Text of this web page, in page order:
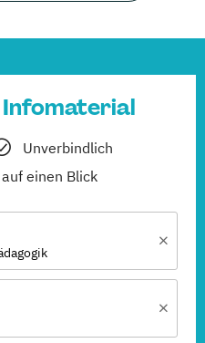
Unverbindlich
einen Blick